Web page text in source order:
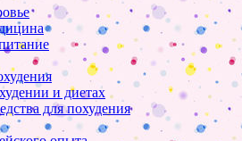
и диетах
для похудения